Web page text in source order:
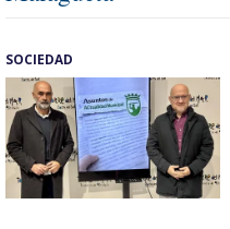
SOCIEDAD